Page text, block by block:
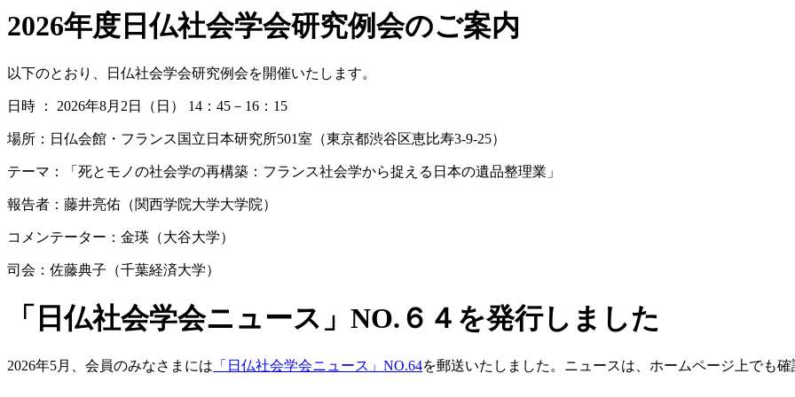
2026年度日仏社会学会研究例会のご案内
以下のとおり、日仏社会学会研究例会を開催いたします。
日時 ： 2026年8月2日（日） 14：45－16：15
場所：日仏会館・フランス国立日本研究所501室（東京都渋谷区恵比寿3-9-25）
テーマ：「死とモノの社会学の再構築：フランス社会学から捉える日本の遺品整理業」
報告者：藤井亮佑（関西学院大学大学院）
コメンテーター：金瑛（大谷大学）
司会：佐藤典子（千葉経済大学）
「日仏社会学会ニュース」NO.６４を発行しました
2026年5月、会員のみなさまには 「日仏社会学会ニュース」NO.64を郵送いたしました。ニュースは、ホームページ上でも確